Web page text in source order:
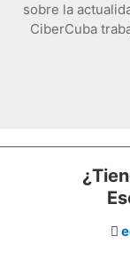
sobre la
CiberCuba